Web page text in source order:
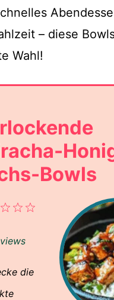
– diese
Wahl!
Bowls
4
3
2
die